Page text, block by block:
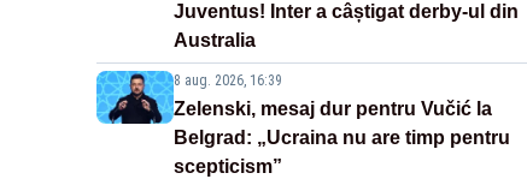
Juventus! Inter a câștigat derby-ul din
Australia
8 aug. 2026, 16:39
Zelenski, mesaj dur pentru Vučić la
Belgrad: „Ucraina nu are timp pentru
scepticism”